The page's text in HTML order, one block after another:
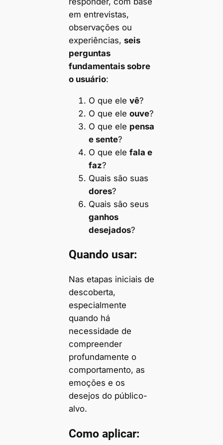
em entrevistas,
observações ou
experiências, seis
perguntas
fundamentais sobre
o usuário:
O que ele vê?
O que ele ouve?
O que ele pensa
e sente?
O que ele fala e
faz?
Quais são suas
dores?
Quais são seus
ganhos
desejados?
Quando usar:
Nas etapas iniciais de
descoberta,
especialmente
quando há
necessidade de
compreender
profundamente o
comportamento, as
emoções e os
desejos do público-
alvo.
Como aplicar: